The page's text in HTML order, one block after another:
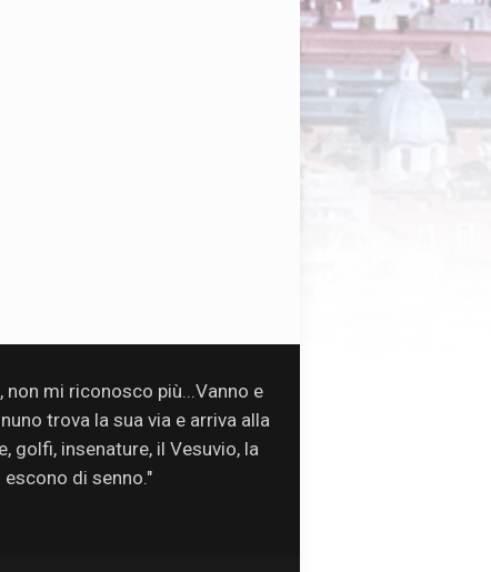
mi riconosco più...Vanno e
trova la sua via e arriva alla
golfi, insenature, il Vesuvio, la
di senno."